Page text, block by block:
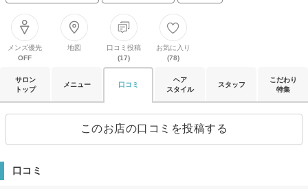
メンズ優先
OFF
地図
口コミ投稿
(17)
お気に入り
(78)
サロン
トップ
メニュー 口コミ
ヘア
スタイル
スタッフ
こだわり
特集
このお店の口コミを投稿する
口コミ